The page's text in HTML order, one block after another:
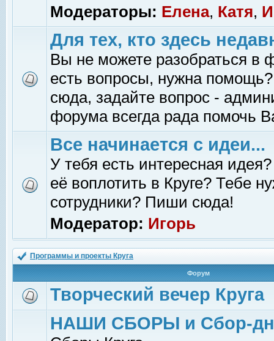
Модераторы: Елена, Катя,
Для тех, кто здесь
Вы не можете разобраться в
есть вопросы, нужна помощь?
сюда, задайте вопрос -
форума всегда рада помочь
Все начинается с идеи...
У тебя есть интересная
её воплотить в Круге? Тебе
сотрудники? Пиши сюда!
Модератор: Игорь
Программы и проекты Круга
Форум
Творческий вечер Круга
НАШИ СБОРЫ и Сбор-